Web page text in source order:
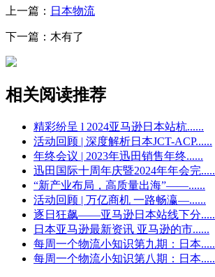
上一篇： 日本物流
下一篇：木有了
相关阅读推荐
精彩纷呈 l 2024亚马逊日本站杭......
活动回顾 | 深度解析日本JCT-ACP......
年终会议 | 2023年迅田销售年终......
迅田国际十周年庆暨2024年年会完
“新产业布局，高质量出海”——......
活动回顾 | 万亿商机 一路畅瀛—......
逐日狂飙——亚马逊日本站线下分
日本亚马逊最新资讯 亚马逊的市......
每周一个物流小知识第九期：日本
每周一个物流小知识第八期：日本